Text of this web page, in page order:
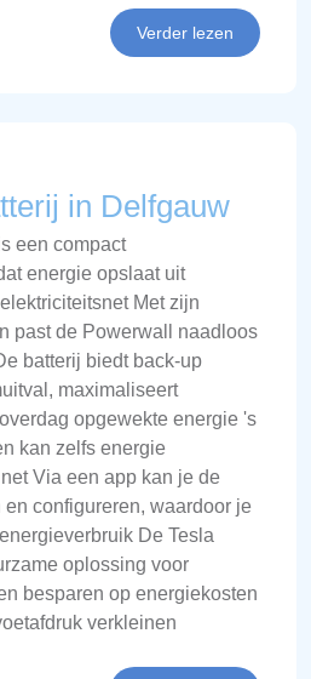
Verder lezen
in Delfgauw
een compact
energie opslaat uit
Met zijn
past de Powerwall naadloos
batterij biedt back-up
maximaliseert
opgewekte energie 's
kan zelfs energie
Via een app kan je de
configureren, waardoor je
De Tesla
oplossing voor
besparen op energiekosten
verkleinen